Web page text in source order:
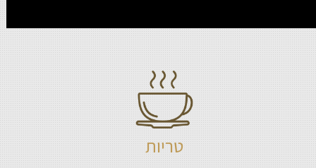
טריות